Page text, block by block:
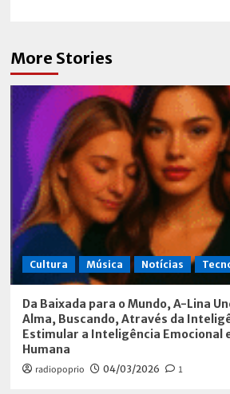
More Stories
Cultura Música Notícias
Da Baixada para o Mundo, A-Lina
Alma, Buscando, Através da
Estimular a Inteligência Emocional
Humana
radiopoprio 04/03/2026 1